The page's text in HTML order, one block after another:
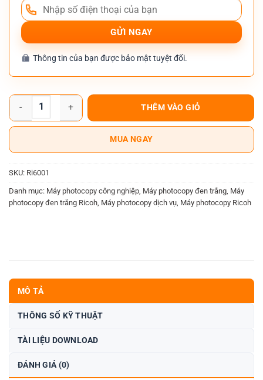
Thông tin của bạn được bảo mật tuyệt đối.
Máy Photocopy Ricoh Aficio MP 6001 số lượng
THÊM VÀO GIỎ
MUA NGAY
SKU: Ri6001
Danh mục: Máy photocopy công nghiệp Máy photocopy đen trắng Máy
photocopy đen trắng Ricoh Máy photocopy dịch vụ Máy photocopy Ricoh
MÔ TẢ
THÔNG SỐ KỸ THUẬT
TÀI LIỆU DOWNLOAD
ĐÁNH GIÁ (0)